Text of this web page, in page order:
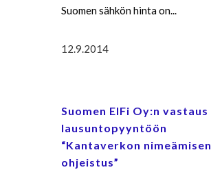
Suomen sähkön hinta on...
12.9.2014
Suomen ElFi Oy:n vastaus
lausuntopyyntöön
“Kantaverkon nimeämisen
ohjeistus”